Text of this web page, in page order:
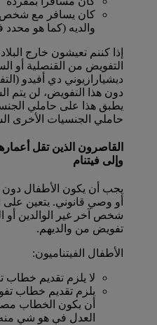
كان يسافر مع شخص
والديه (كما هو
إذا كنتم تعيشون خارج
التفويض من القنصلية أو
ديشيارازيوني دي أفيدو
دون هذا التفويض، لن يتم
يطبق هذا على حاملي
حاملي الجنسيات الأخرى
وإلى فيتنام
أو وصي قانوني. يتعين
شخص آخر غير الوالدين أو
تفويض من والديهم.
الأطفال الفيتناميون:
لا يلزم تقديم خطاب
يلزم تقديم خطاب
أن يكون الخطاب
العدل في هو شي